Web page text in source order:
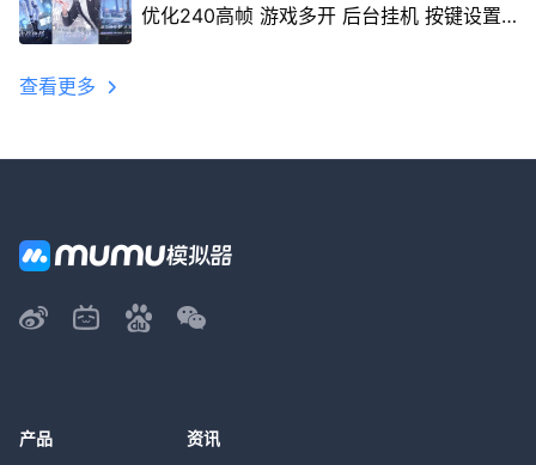
优化240高帧 游戏多开 后台挂机 按键设置
查看更多
产品 资讯